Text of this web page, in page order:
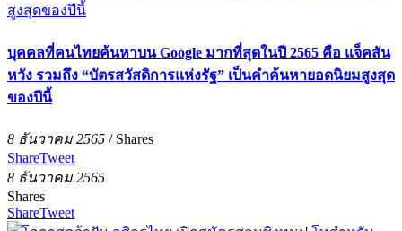
บุคคลที่คนไทยค้นหาบน Google มากที่สุดในปี 2565 คือ แจ็คสัน
หวัง รวมถึง “บัตรสวัสดิการแห่งรัฐ” เป็นคำค้นหายอดนิยมสูงสุด
ของปีนี้
8 ธันวาคม 2565 / Shares
ShareTweet
8 ธันวาคม 2565
Shares
ShareTweet